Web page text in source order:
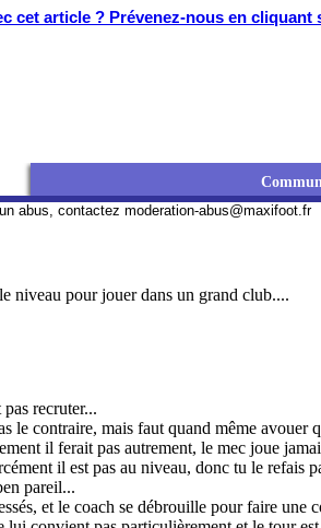
cet article ? Prévenez-nous en cliquant
abus, contactez moderation-abus@maxifoot.fr